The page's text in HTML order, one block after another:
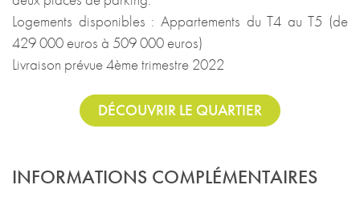
Logements disponibles : Appartements du T4 au T5 (de
429 000 euros à 509 000 euros)
Livraison prévue 4ème trimestre 2022
DÉCOUVRIR LE QUARTIER
INFORMATIONS COMPLÉMENTAIRES